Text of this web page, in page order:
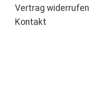
Vertrag widerrufen
Kontakt